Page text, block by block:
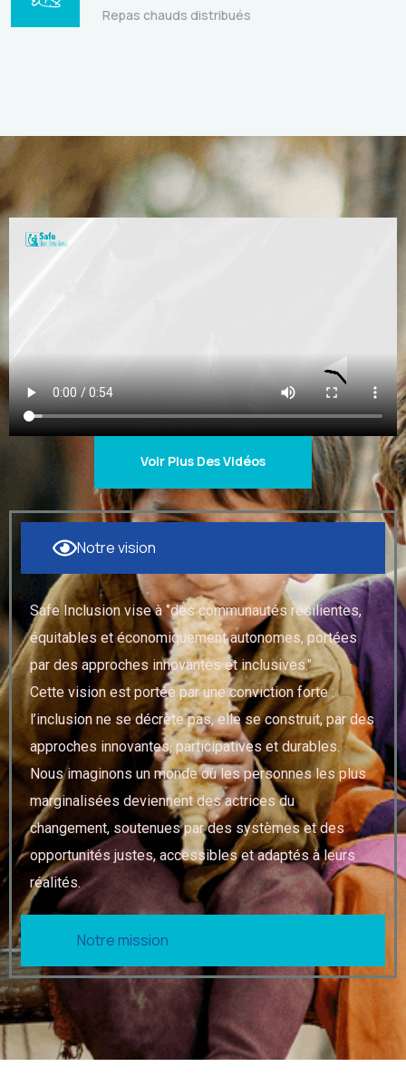
Repas chauds distribués
Voir Plus Des Vidéos
Notre vision
Notre mission
Safe Inclusion vise à ‘’des communautés résilientes,
équitables et économiquement autonomes, portées
par des approches innovantes et inclusives."
Cette vision est portée par une conviction forte :
l’inclusion ne se décrète pas, elle se construit, par des
approches innovantes, participatives et durables.
Nous imaginons un monde où les personnes les plus
marginalisées deviennent des actrices du
changement, soutenues par des systèmes et des
opportunités justes, accessibles et adaptés à leurs
réalités.